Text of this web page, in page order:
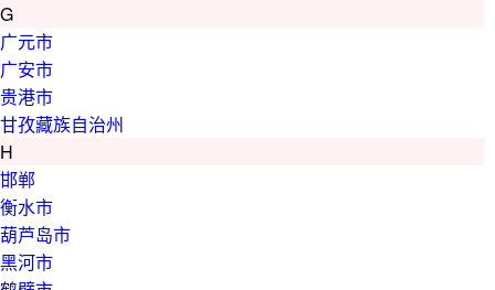
G
广元市
广安市
贵港市
甘孜藏族自治州
H
邯郸
衡水市
葫芦岛市
黑河市